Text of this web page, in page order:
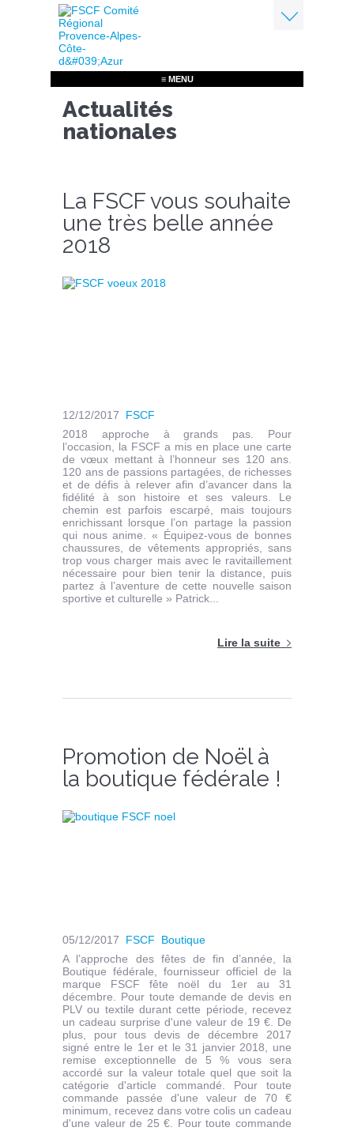
Aller
au
contenu
principal
≡ MENU
Actualités
nationales
La FSCF vous souhaite
une très belle année
2018
12/12/2017
FSCF
2018 approche à grands pas. Pour
l’occasion, la FSCF a mis en place une carte
de vœux mettant à l’honneur ses 120 ans.
120 ans de passions partagées, de richesses
et de défis à relever afin d’avancer dans la
fidélité à son histoire et ses valeurs. Le
chemin est parfois escarpé, mais toujours
enrichissant lorsque l’on partage la passion
qui nous anime. « Équipez-vous de bonnes
chaussures, de vêtements appropriés, sans
trop vous charger mais avec le ravitaillement
nécessaire pour bien tenir la distance, puis
partez à l’aventure de cette nouvelle saison
sportive et culturelle » Patrick...
Lire la suite
Promotion de Noël à
la boutique fédérale !
05/12/2017 FSCF
Boutique
A l’approche des fêtes de fin d’année, la
Boutique fédérale, fournisseur officiel de la
marque FSCF fête noël du 1er au 31
décembre. Pour toute demande de devis en
PLV ou textile durant cette période, recevez
un cadeau surprise d'une valeur de 19 €. De
plus, pour tous devis de décembre 2017
signé entre le 1er et le 31 janvier 2018, une
remise exceptionnelle de 5 % vous sera
accordé sur la valeur totale quel que soit la
catégorie d'article commandé. Pour toute
commande passée d'une valeur de 70 €
minimum, recevez dans votre colis un cadeau
d'une valeur de 25 €. Pour toute commande